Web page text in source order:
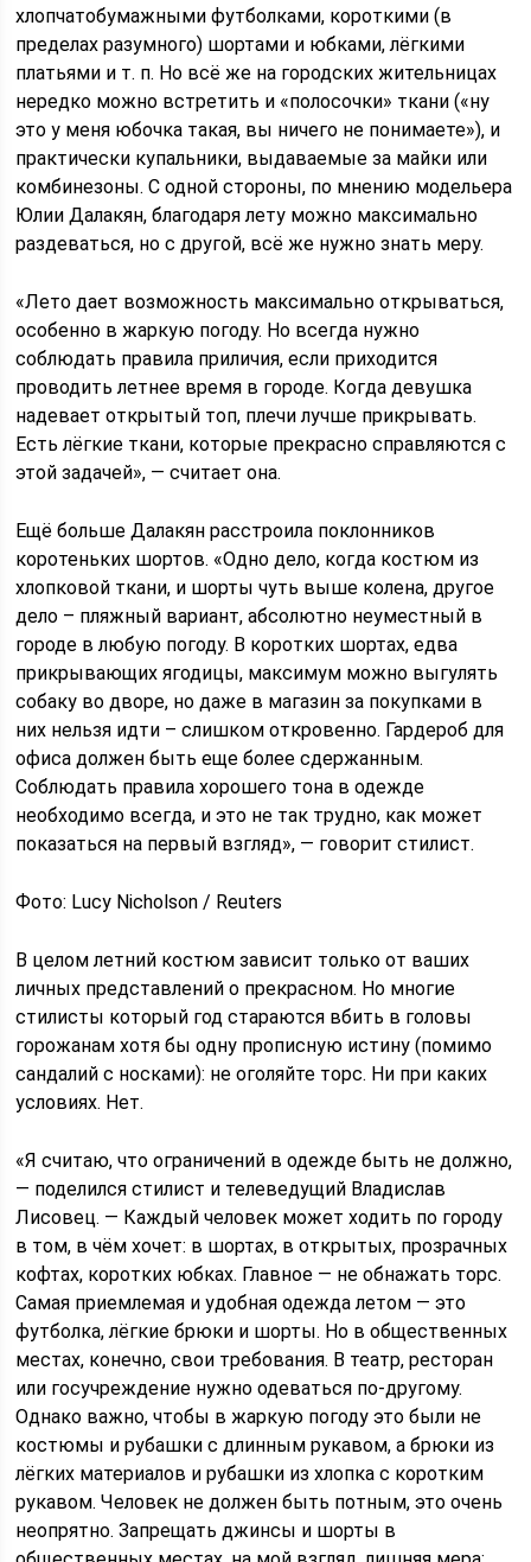
хлопчатобумажными футболками, короткими (в
пределах разумного) шортами и юбками, лёгкими
платьями и т. п. Но всё же на городских жительницах
нередко можно встретить и «полосочки» ткани («ну
это у меня юбочка такая, вы ничего не понимаете»), и
практически купальники, выдаваемые за майки или
комбинезоны. С одной стороны, по мнению модельера
Юлии Далакян, благодаря лету можно максимально
раздеваться, но с другой, всё же нужно знать меру.
«Лето дает возможность максимально открываться,
особенно в жаркую погоду. Но всегда нужно
соблюдать правила приличия, если приходится
проводить летнее время в городе. Когда девушка
надевает открытый топ, плечи лучше прикрывать.
Есть лёгкие ткани, которые прекрасно справляются с
этой задачей», — считает она.
Ещё больше Далакян расстроила поклонников
коротеньких шортов. «Одно дело, когда костюм из
хлопковой ткани, и шорты чуть выше колена, другое
дело – пляжный вариант, абсолютно неуместный в
городе в любую погоду. В коротких шортах, едва
прикрывающих ягодицы, максимум можно выгулять
собаку во дворе, но даже в магазин за покупками в
них нельзя идти – слишком откровенно. Гардероб для
офиса должен быть еще более сдержанным.
Соблюдать правила хорошего тона в одежде
необходимо всегда, и это не так трудно, как может
показаться на первый взгляд», — говорит стилист.
Фото: Lucy Nicholson / Reuters
В целом летний костюм зависит только от ваших
личных представлений о прекрасном. Но многие
стилисты который год стараются вбить в головы
горожанам хотя бы одну прописную истину (помимо
сандалий с носками): не оголяйте торс. Ни при каких
условиях. Нет.
«Я считаю, что ограничений в одежде быть не должно,
— поделился стилист и телеведущий Владислав
Лисовец. — Каждый человек может ходить по городу
в том, в чём хочет: в шортах, в открытых, прозрачных
кофтах, коротких юбках. Главное — не обнажать торс.
Самая приемлемая и удобная одежда летом — это
футболка, лёгкие брюки и шорты. Но в общественных
местах, конечно, свои требования. В театр, ресторан
или госучреждение нужно одеваться по-другому.
Однако важно, чтобы в жаркую погоду это были не
костюмы и рубашки с длинным рукавом, а брюки из
лёгких материалов и рубашки из хлопка с коротким
рукавом. Человек не должен быть потным, это очень
неопрятно. Запрещать джинсы и шорты в